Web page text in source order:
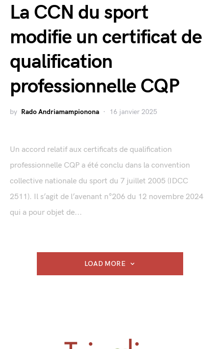
La CCN du sport
modifie un certificat de
qualification
professionnelle CQP
by Rado Andriamampionona 16 janvier 2025
Un accord relatif aux certificats de qualification
professionnelle CQP a été conclu dans la convention
collective nationale du sport du 7 juillet 2005 (IDCC
2511). Il s’agit de l’avenant n°206 du 12 novembre 2024
qui a pour objet de...
LOAD MORE